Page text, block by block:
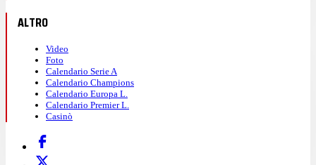
ALTRO
Video
Foto
Calendario Serie A
Calendario Champions
Calendario Europa L.
Calendario Premier L.
Casinò